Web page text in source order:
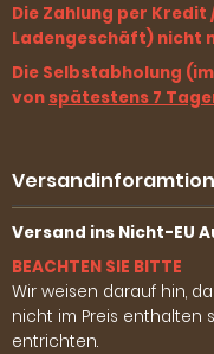
Die Zahlung per
Ladengeschäft) nicht
Die Selbstabholung
von spätestens 7
Versandinforamtion
Versand ins Nicht-EU
BEACHTEN SIE BITTE
Wir weisen darauf hin,
nicht im Preis enthalten
entrichten.